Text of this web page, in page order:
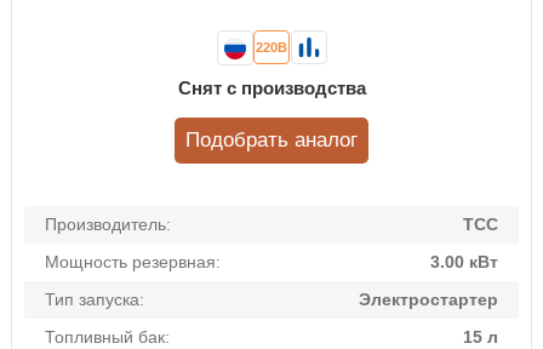
Производитель:
ТСС
Мощность резервная:
3.00 кВт
Тип запуска:
Электростартер
Топливный бак:
15 л
220В
Снят с производства
Подобрать аналог